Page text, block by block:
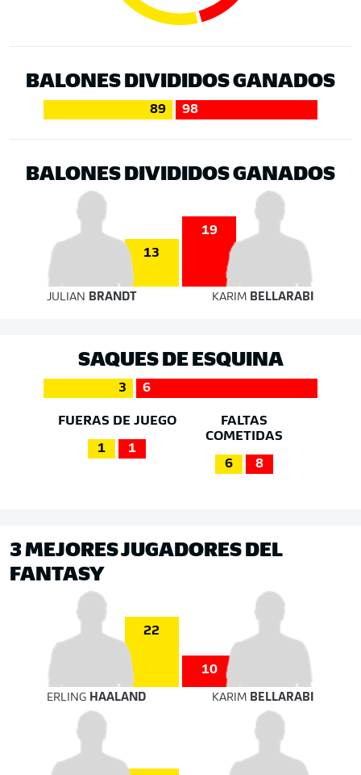
BALONES DIVIDIDOS GANADOS
89 98
BALONES DIVIDIDOS GANADOS
13
19
JULIAN BRANDT KARIM BELLARABI
SAQUES DE ESQUINA
3 6
FUERAS DE JUEGO
1 1
FALTAS
COMETIDAS
6 8
3 MEJORES JUGADORES DEL
FANTASY
22
10
ERLING HAALAND KARIM BELLARABI